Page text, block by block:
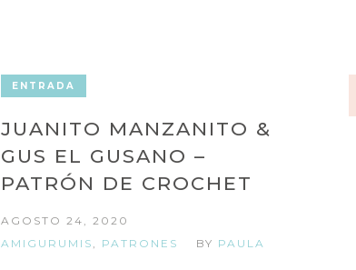
ENTRADA
JUANITO MANZANITO &
GUS EL GUSANO –
PATRÓN DE CROCHET
AGOSTO 24, 2020
AMIGURUMIS , PATRONES BY PAULA